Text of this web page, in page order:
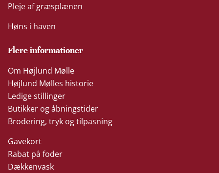
Pleje af græsplænen
Høns i haven
Flere informationer
Om Højlund Mølle
Højlund Mølles historie
Ledige stillinger
Butikker og åbningstider
Brodering, tryk og tilpasning
Gavekort
Rabat på foder
Dækkenvask